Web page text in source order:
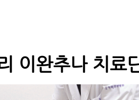
이완추나 치료